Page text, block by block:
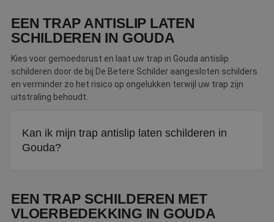
EEN TRAP ANTISLIP LATEN
SCHILDEREN IN GOUDA
Kies voor gemoedsrust en laat uw trap in Gouda antislip
schilderen door de bij De Betere Schilder aangesloten schilders
en verminder zo het risico op ongelukken terwijl uw trap zijn
uitstraling behoudt.
Kan ik mijn trap antislip laten schilderen in
Gouda?
op uitglijden zonder dat het ten koste gaat van de
uitstraling.
EEN TRAP SCHILDEREN MET
VLOERBEDEKKING IN GOUDA